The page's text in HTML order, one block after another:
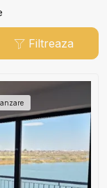
Filtreaza